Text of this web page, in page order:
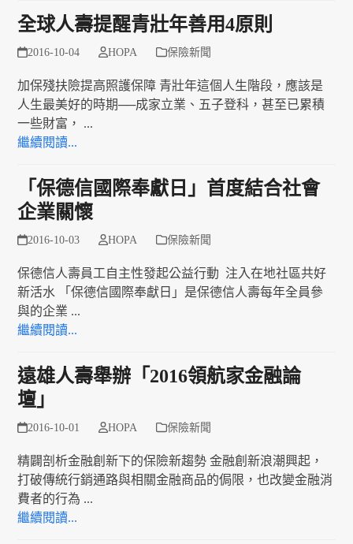
全球人壽提醒青壯年善用4原則
2016-10-04 HOPA 保險新聞
加保殘扶險提高照護保障 青壯年這個人生階段，應該是
人生最美好的時期──成家立業、五子登科，甚至已累積
一些財富， ...
繼續閱讀...
「保德信國際奉獻日」首度結合社會
企業關懷
2016-10-03 HOPA 保險新聞
保德信人壽員工自主性發起公益行動 注入在地社區共好
新活水 「保德信國際奉獻日」是保德信人壽每年全員參
與的企業 ...
繼續閱讀...
遠雄人壽舉辦「2016領航家金融論
壇」
2016-10-01 HOPA 保險新聞
精闢剖析金融創新下的保險新趨勢 金融創新浪潮興起，
打破傳統行銷通路與相關金融商品的侷限，也改變金融消
費者的行為 ...
繼續閱讀...